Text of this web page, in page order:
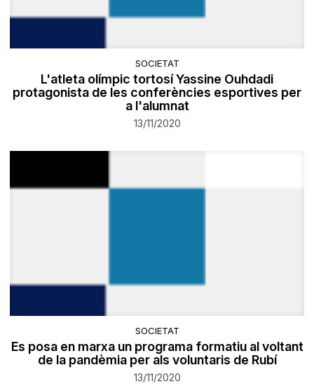
SOCIETAT
L'atleta olímpic tortosí Yassine Ouhdadi
protagonista de les conferències esportives per
a l'alumnat
13/11/2020
SOCIETAT
Es posa en marxa un programa formatiu al voltant
de la pandèmia per als voluntaris de Rubí
13/11/2020